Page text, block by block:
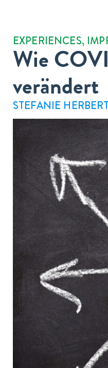
EXPERIENCES,
Wie
verändert
STEFANIE